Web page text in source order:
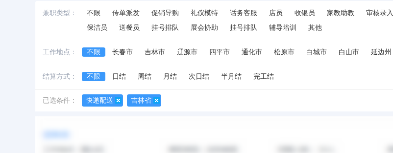
兼职类型： 不限 传单派发 促销导购 礼仪模特 话务客服 店员 收银员 家教助教 审核录入
保洁员
送餐员 挂号排队 展会协助 挂号排队 辅导培训 其他
工作地点： 不限 长春市 吉林市 辽源市 四平市 通化市 松原市 白城市 白山市 延边州
结算方式： 不限 日结 周结 月结 次日结 半月结 完工结
已选条件： 快递配送 吉林省